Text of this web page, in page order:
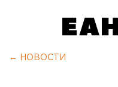
← НОВОСТИ